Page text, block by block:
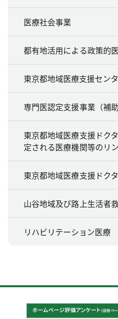
医療社会事業
都有地活用による政策的
東京都地域医療支援セン
専門医認定支援事業（補助
東京都地域医療支援ドク
定される医療機関等のリ
東京都地域医療支援ドク
山谷地域及び路上生活者
リハビリテーション医療